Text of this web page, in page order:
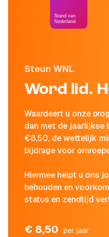
Steun WNL
Word lid.
Waardeert u onze
dan met de jaarlijkse
€8,50, de wettelijk
bijdrage voor
Hiermee helpt u ons
behouden en
status en zendtijd
€ 8,50 per jaar
Stand van
Nederland